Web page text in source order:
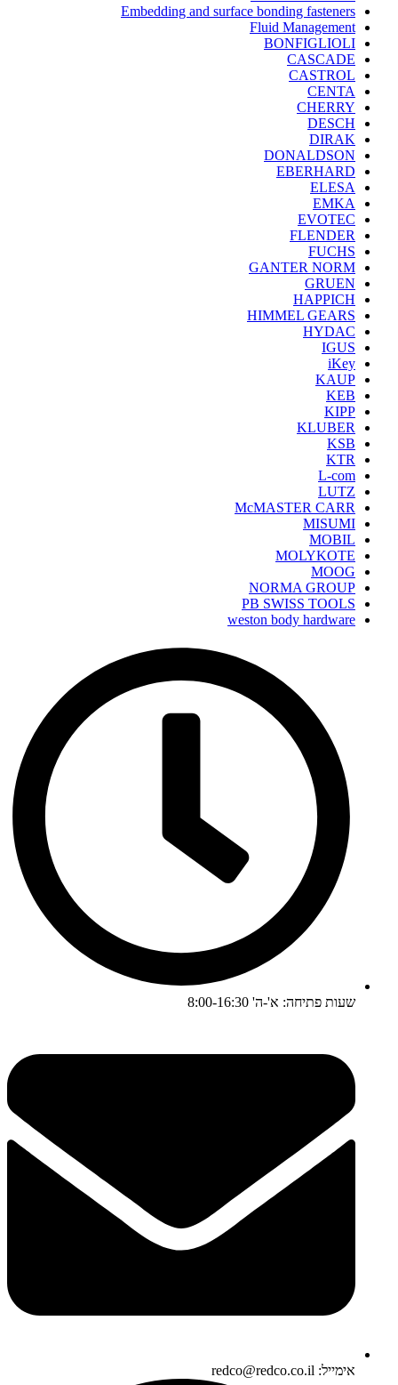
Embedding and surface bonding fasteners
Fluid Management
BONFIGLIOLI
CASCADE
CASTROL
CENTA
CHERRY
DESCH
DIRAK
DONALDSON
EBERHARD
ELESA
EMKA
EVOTEC
FLENDER
FUCHS
GANTER NORM
GRUEN
HAPPICH
HIMMEL GEARS
HYDAC
IGUS
iKey
KAUP
KEB
KIPP
KLUBER
KSB
KTR
L-com
LUTZ
McMASTER CARR
MISUMI
MOBIL
MOLYKOTE
MOOG
NORMA GROUP
PB SWISS TOOLS
weston body hardware
שעות פתיחה: א'-ה' 8:00-16:30
אימייל: redco@redco.co.il